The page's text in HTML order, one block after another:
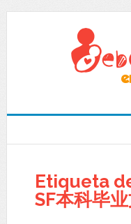
Etiqueta
SF本科毕